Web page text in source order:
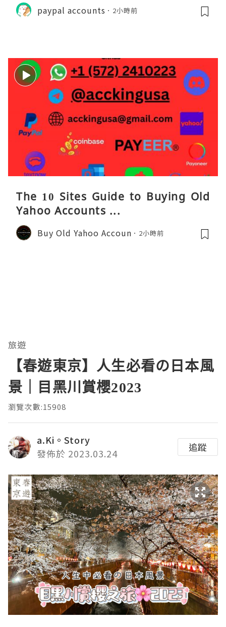
paypal accounts 2小時前
The 10 Sites Guide to Buying Old
Yahoo Accounts ...
Buy Old Yahoo Accoun 2小時前
旅遊
【春遊東京】人生必看の日本風
景｜目黑川賞櫻2023
瀏覽次數:15908
a.Ki。Story
發佈於 2023.03.24
追蹤